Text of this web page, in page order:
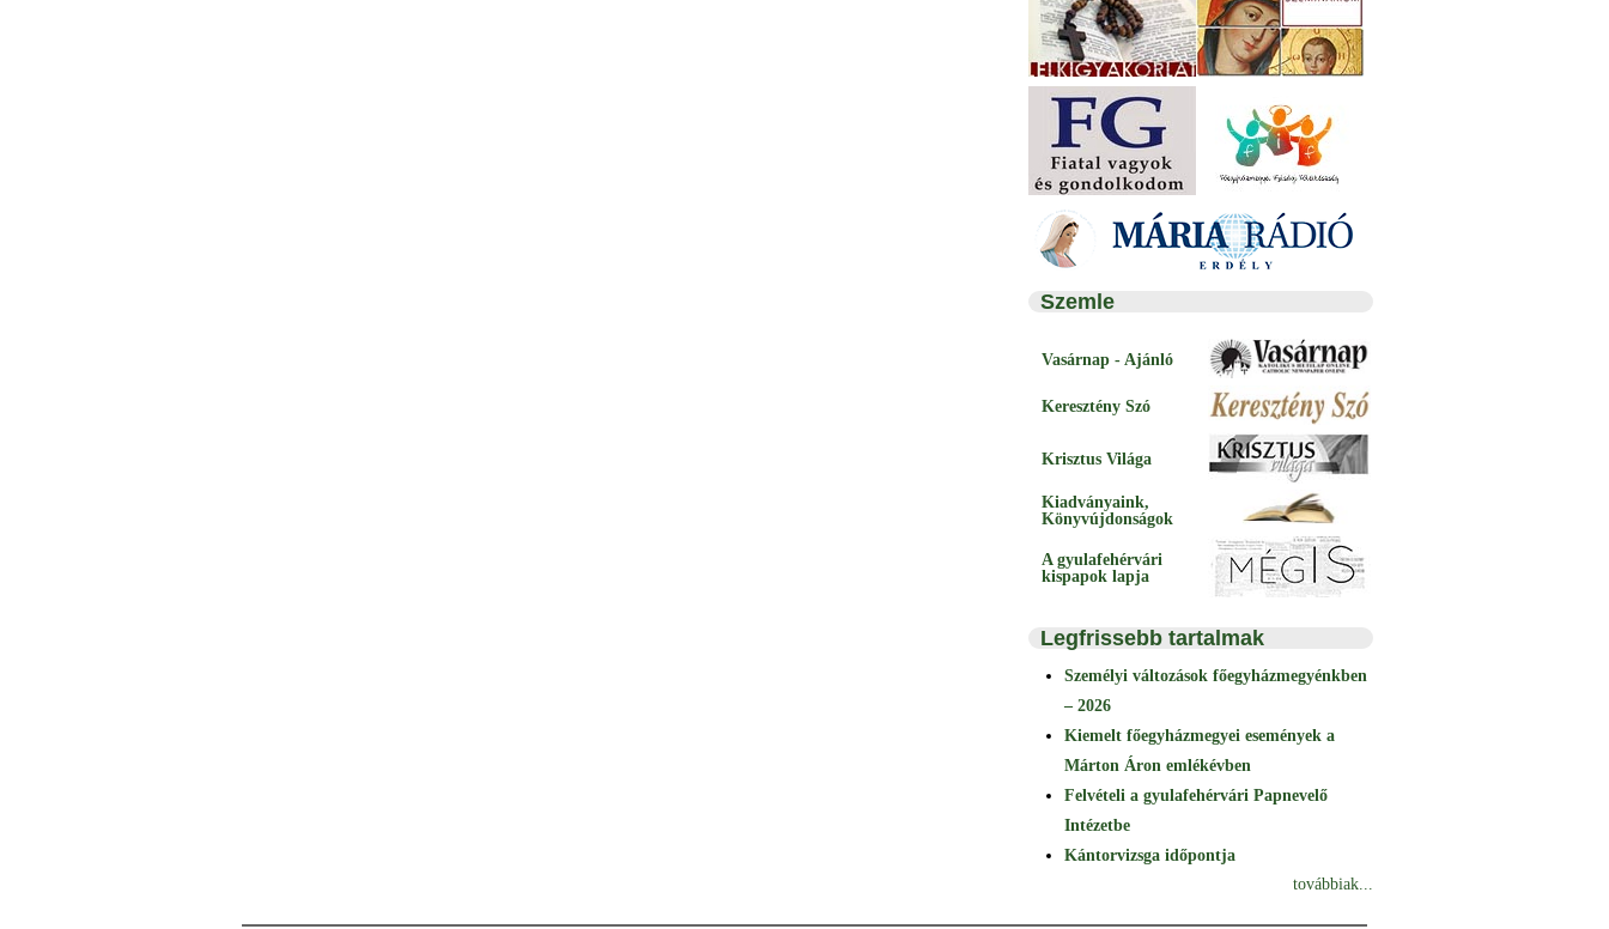
Szemle
Vasárnap - Ajánló
Keresztény Szó
Krisztus Világa
Kiadványaink,
Könyvújdonságok
A gyulafehérvári
kispapok lapja
Legfrissebb tartalmak
Személyi változások főegyházmegyénkben
– 2026
Kiemelt főegyházmegyei események a
Márton Áron emlékévben
Felvételi a gyulafehérvári Papnevelő
Intézetbe
Kántorvizsga időpontja
továbbiak...